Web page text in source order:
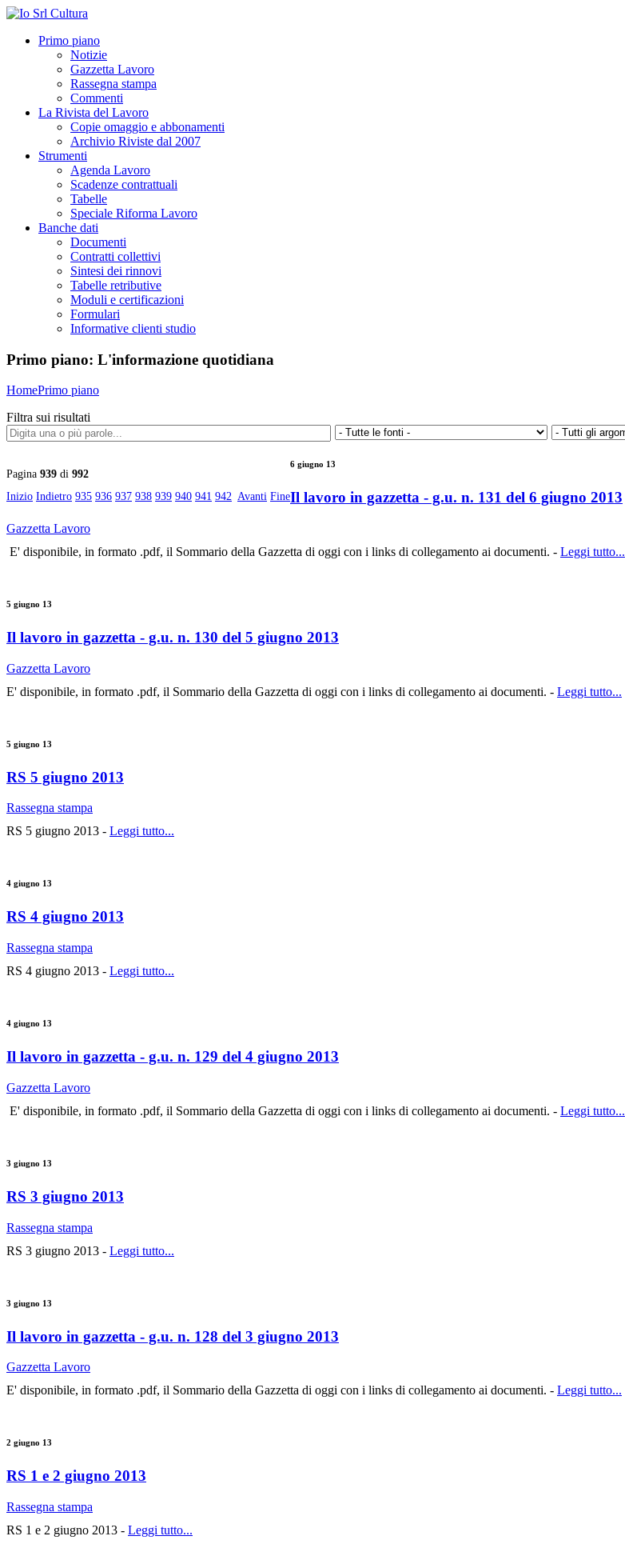
Primo piano
Notizie
Gazzetta Lavoro
Rassegna stampa
Commenti
La Rivista del Lavoro
Copie omaggio e abbonamenti
Archivio Riviste dal 2007
Strumenti
Agenda Lavoro
Scadenze contrattuali
Tabelle
Speciale Riforma Lavoro
Banche dati
Documenti
Contratti collettivi
Sintesi dei rinnovi
Tabelle retributive
Moduli e certificazioni
Formulari
Informative clienti studio
Primo piano: L'informazione quotidiana
HomePrimo piano
Filtra sui risultati
Pagina 939 di 992
Inizio Indietro 935 936 937 938 939 940 941 942 Avanti Fine
6 giugno 13
Il lavoro in gazzetta - g.u. n. 131 del 6 giugno 2013
Gazzetta Lavoro
E' disponibile, in formato .pdf, il Sommario della Gazzetta di oggi con i links di collegamento ai documenti. - Leggi tutto...
5 giugno 13
Il lavoro in gazzetta - g.u. n. 130 del 5 giugno 2013
Gazzetta Lavoro
E' disponibile, in formato .pdf, il Sommario della Gazzetta di oggi con i links di collegamento ai documenti. - Leggi tutto...
5 giugno 13
RS 5 giugno 2013
Rassegna stampa
RS 5 giugno 2013 - Leggi tutto...
4 giugno 13
RS 4 giugno 2013
Rassegna stampa
RS 4 giugno 2013 - Leggi tutto...
4 giugno 13
Il lavoro in gazzetta - g.u. n. 129 del 4 giugno 2013
Gazzetta Lavoro
E' disponibile, in formato .pdf, il Sommario della Gazzetta di oggi con i links di collegamento ai documenti. - Leggi tutto...
3 giugno 13
RS 3 giugno 2013
Rassegna stampa
RS 3 giugno 2013 - Leggi tutto...
3 giugno 13
Il lavoro in gazzetta - g.u. n. 128 del 3 giugno 2013
Gazzetta Lavoro
E' disponibile, in formato .pdf, il Sommario della Gazzetta di oggi con i links di collegamento ai documenti. - Leggi tutto...
2 giugno 13
RS 1 e 2 giugno 2013
Rassegna stampa
RS 1 e 2 giugno 2013 - Leggi tutto...